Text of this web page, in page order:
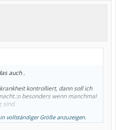
auch .
kontrolliert, dann soll ich
besonders wenn manchmal
sind.
nicht verrueckt machen soll und
vollständiger Größe anzuzeigen.